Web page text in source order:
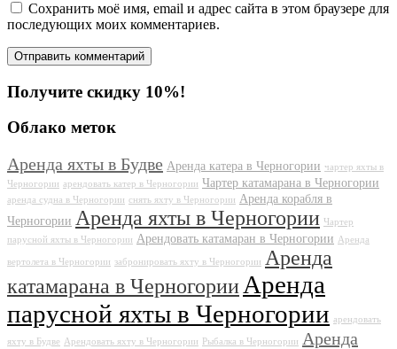
Сохранить моё имя, email и адрес сайта в этом браузере для
последующих моих комментариев.
Получите скидку 10%!
Облако меток
Аренда яхты в Будве Аренда катера в Черногории чартер яхты в
Черногории арендовать катер в Черногории Чартер катамарана в Черногории
аренда судна в Черногории снять яхту в Черногории Аренда корабля в
Черногории Аренда яхты в Черногории Чартер
парусной яхты в Черногории Арендовать катамаран в Черногории Аренда
вертолета в Черногории забронировать яхту в Черногории
Аренда
катамарана в Черногории Аренда
парусной яхты в Черногории арендовать
яхту в Будве Арендовать яхту в Черногории Рыбалка в Черногории
Аренда